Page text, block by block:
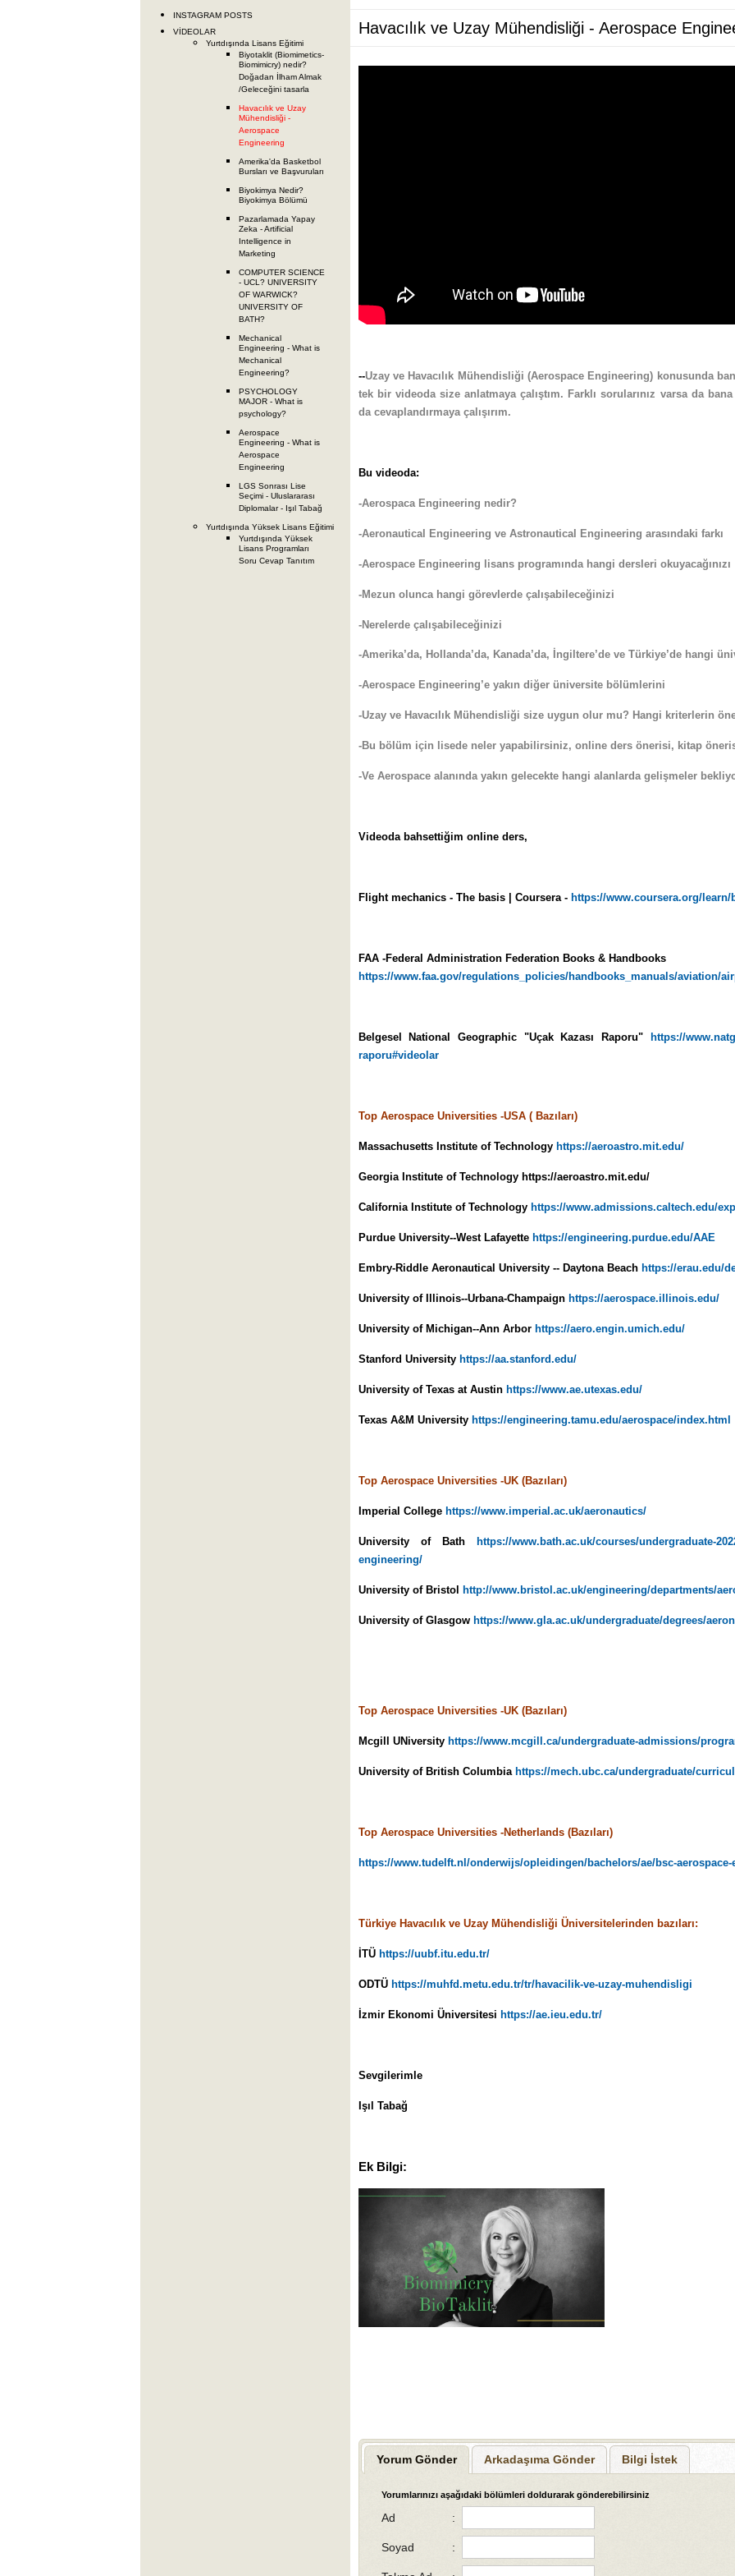
INSTAGRAM POSTS
VİDEOLAR
Yurtdışında Lisans Eğitimi
Biyotaklit (Biomimetics-
Biomimicry) nedir?
Doğadan İlham Almak
/Geleceğini tasarla
Havacılık ve Uzay
Mühendisliği -
Aerospace
Engineering
Amerika'da Basketbol
Bursları ve Başvuruları
Biyokimya Nedir?
Biyokimya Bölümü
Pazarlamada Yapay
Zeka - Artificial
Intelligence in
Marketing
COMPUTER SCIENCE
- UCL? UNIVERSITY
OF WARWICK?
UNIVERSITY OF
BATH?
Mechanical
Engineering - What is
Mechanical
Engineering?
PSYCHOLOGY
MAJOR - What is
psychology?
Aerospace
Engineering - What is
Aerospace
Engineering
LGS Sonrası Lise
Seçimi - Uluslararası
Diplomalar - Işıl Tabağ
Yurtdışında Yüksek Lisans Eğitimi
Yurtdışında Yüksek
Lisans Programları
Soru Cevap Tanıtım
Havacılık ve Uzay Mühendisliği - Aerospace
--Uzay ve Havacılık Mühendisliği (Aerospace Engineering) konusunda
tek bir videoda size anlatmaya çalıştım. Farklı sorularınız varsa da
da cevaplandırmaya çalışırım.
Bu videoda:
-Aerospaca Engineering nedir?
-Aeronautical Engineering ve Astronautical Engineering arasındaki farkı
-Aerospace Engineering lisans programında hangi dersleri okuyacağınızı
-Mezun olunca hangi görevlerde çalışabileceğinizi
-Nerelerde çalışabileceğinizi
-Amerika’da, Hollanda’da, Kanada’da, İngiltere’de ve Türkiye’de hangi
-Aerospace Engineering’e yakın diğer üniversite bölümlerini
-Uzay ve Havacılık Mühendisliği size uygun olur mu? Hangi kriterlerin
-Bu bölüm için lisede neler yapabilirsiniz, online ders önerisi, kitap
-Ve Aerospace alanında yakın gelecekte hangi alanlarda gelişmeler
Videoda bahsettiğim online ders,
Flight mechanics - The basis | Coursera - https://www.coursera.org/
FAA -Federal Administration Federation Books & Handbooks
https://www.faa.gov/regulations_policies/handbooks_manuals/aviation/
Belgesel National Geographic "Uçak Kazası Raporu"
https://
raporu#videolar
Top Aerospace Universities -USA ( Bazıları)
Massachusetts Institute of Technology https://aeroastro.mit.edu/
Georgia Institute of Technology https://aeroastro.mit.edu/
California Institute of Technology https://www.admissions.caltech.edu/
Purdue University--West Lafayette https://engineering.purdue.edu/AAE
Embry-Riddle Aeronautical University -- Daytona Beach https://erau.edu/
University of Illinois--Urbana-Champaign https://aerospace.illinois.edu/
University of Michigan--Ann Arbor https://aero.engin.umich.edu/
Stanford University https://aa.stanford.edu/
University of Texas at Austin https://www.ae.utexas.edu/
Texas A&M University https://engineering.tamu.edu/aerospace/index.html
Top Aerospace Universities -UK (Bazıları)
Imperial College https://www.imperial.ac.uk/aeronautics/
University of Bath https://www.bath.ac.uk/courses/undergraduate-
engineering/
University of Bristol http://www.bristol.ac.uk/engineering/departments/
University of Glasgow https://www.gla.ac.uk/undergraduate/degrees/
Top Aerospace Universities -UK (Bazıları)
Mcgill UNiversity https://www.mcgill.ca/undergraduate-admissions/
University of British Columbia https://mech.ubc.ca/undergraduate/
Top Aerospace Universities -Netherlands (Bazıları)
https://www.tudelft.nl/onderwijs/opleidingen/bachelors/ae/bsc-aerospace-
Türkiye Havacılık ve Uzay Mühendisliği Üniversitelerinden bazıları:
İTÜ https://uubf.itu.edu.tr/
ODTÜ https://muhfd.metu.edu.tr/tr/havacilik-ve-uzay-muhendisligi
İzmir Ekonomi Üniversitesi https://ae.ieu.edu.tr/
Sevgilerimle
Işıl Tabağ
Ek Bilgi:
Yorum Gönder Arkadaşıma Gönder Bilgi İstek
Yorumlarınızı aşağıdaki bölümleri doldurarak gönderebilirsiniz
Ad :
Soyad :